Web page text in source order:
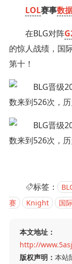
LOL赛事数
在BLG对阵
的惊人战绩，国
第十！
标签：
赛
Knight 国
本文地址：
http://
版权声明： 本站